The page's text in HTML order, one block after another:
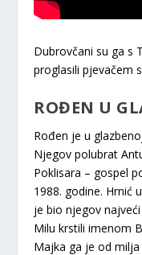
Dubrovčani su ga s
proglasili pjevačem
ROĐEN U
Rođen je u
Njegov polubrat
Poklisara – gospel
1988. godine. Hrnić
je bio njegov
Milu krstili imenom
Majka ga je od